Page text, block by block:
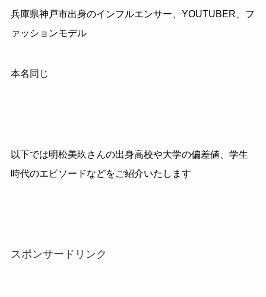
兵庫県神戸市出身のインフルエンサー、YOUTUBER、フ
ァッションモデル
本名同じ
以下では明松美玖さんの出身高校や大学の偏差値、学生
時代のエピソードなどをご紹介いたします
スポンサードリンク